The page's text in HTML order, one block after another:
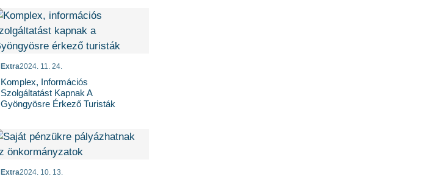
Extra2024. 11. 24.
Komplex, Információs
Szolgáltatást Kapnak A
Gyöngyösre Érkező Turisták
Extra2024. 10. 13.